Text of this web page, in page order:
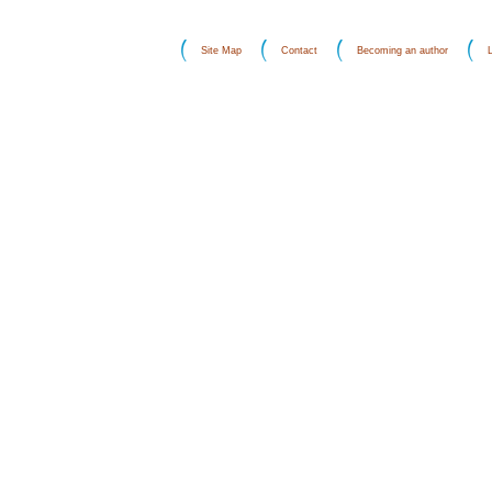
Site Map Contact Becoming an author